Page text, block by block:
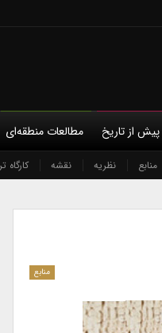
از تاریخ مطالعات منطقه‌ای
منابع نظریه نقشه کارگاه
منابع